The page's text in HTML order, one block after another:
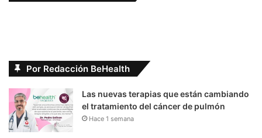
Por Redacción BeHealth
Las nuevas terapias que están cambiando
el tratamiento del cáncer de pulmón
Hace 1 semana